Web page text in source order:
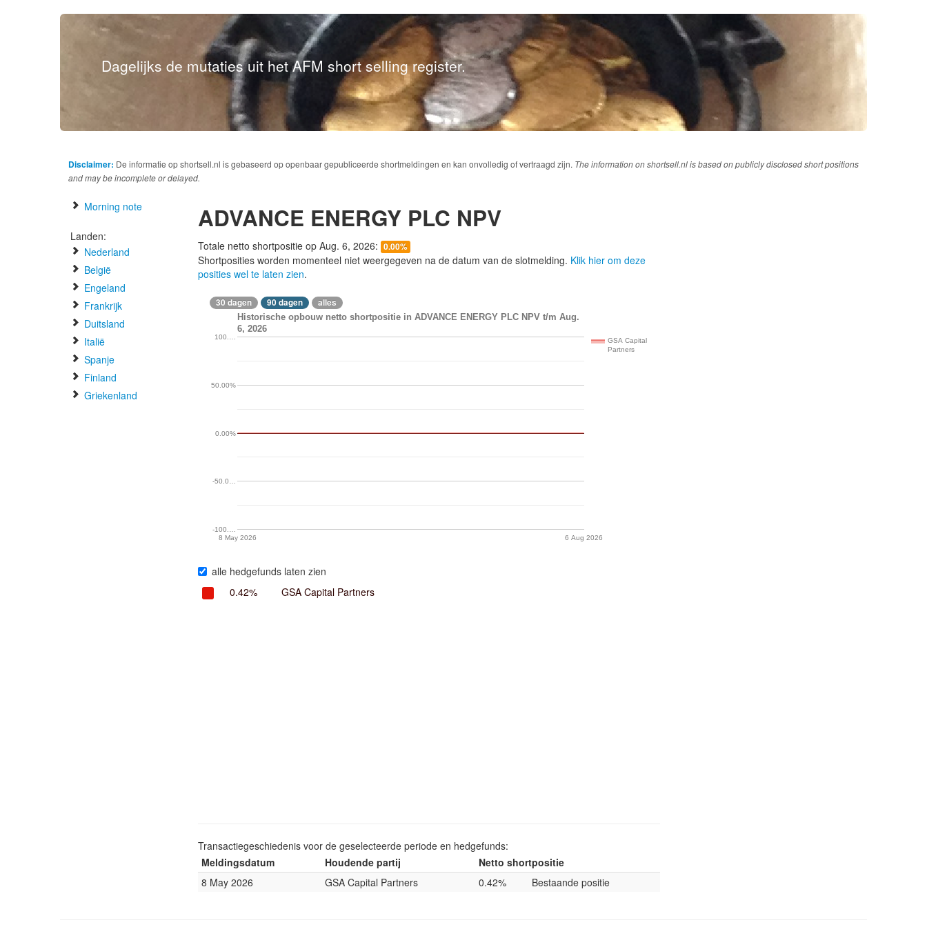
Dagelijks de mutaties uit het AFM short selling register.
Disclaimer: De informatie op shortsell.nl is gebaseerd op openbaar gepubliceerde shortmeldingen en kan onvolledig of vertraagd zijn. The information on shortsell.nl is based on publicly disclosed short positions
and may be incomplete or delayed.
Morning note
Landen:
Nederland
België
Engeland
Frankrijk
Duitsland
Italië
Spanje
Finland
Griekenland
ADVANCE ENERGY PLC NPV
Totale netto shortpositie op Aug. 6, 2026: 0.00%
Shortposities worden momenteel niet weergegeven na de datum van de slotmelding. Klik hier om deze
posities wel te laten zien.
30 dagen 90 dagen alles
Historische opbouw netto shortpositie in ADVANCE ENERGY PLC NPV t/m Aug.
6, 2026
GSA Capital
Partners
8 May 2026 6 Aug 2026
-100.…
-50.0…
0.00%
50.00%
100.…
alle hedgefunds laten zien
0.42%
GSA Capital Partners
Transactiegeschiedenis voor de geselecteerde periode en hedgefunds:
Meldingsdatum
Houdende partij
Netto shortpositie
8 May 2026
GSA Capital Partners 0.42% Bestaande positie